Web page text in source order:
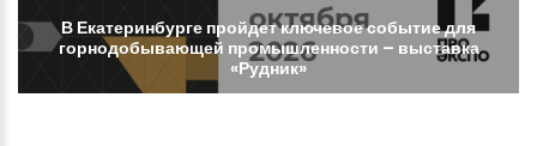
В Екатеринбурге пройдетключевоесобытиедля
горнодобывающей промышленности – выставка
«Рудник»